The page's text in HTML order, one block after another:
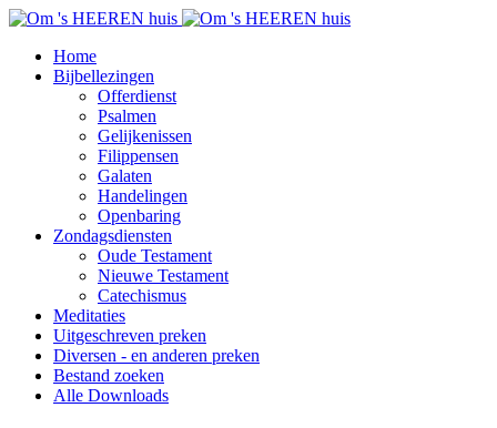
Home
Bijbellezingen
Offerdienst
Psalmen
Gelijkenissen
Filippensen
Galaten
Handelingen
Openbaring
Zondagsdiensten
Oude Testament
Nieuwe Testament
Catechismus
Meditaties
Uitgeschreven preken
Diversen - en anderen preken
Bestand zoeken
Alle Downloads